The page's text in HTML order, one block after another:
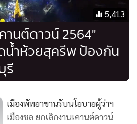
างการพิจารณาว่าจะมีการควบคุม
มงาน รวมทั้งการเว้นระยะห่างในรูป
ำหลักของ ศบค.มาใช้อย่างเข้มงวด ซึ่ง
เป็นอีกงานหนึ่งที่เมืองพัทยาให้ความ
5,413
นต์ดาวน์ 2564"
น้ำห้วยสุครีพ ป้องกัน
รี
เมืองพัทยาขานรับนโยบายผู้ว่าฯ
เมืองชล ยกเลิกงานเคานต์ดาวน์